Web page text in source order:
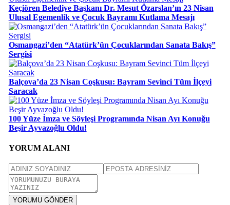
Keçiören Belediye Başkanı Dr. Mesut Özarslan’ın 23 Nisan
Ulusal Egemenlik ve Çocuk Bayramı Kutlama Mesajı
Osmangazi’den “Atatürk’ün Çocuklarından Sanata Bakış”
Sergisi
Balçova’da 23 Nisan Coşkusu: Bayram Sevinci Tüm İlçeyi
Saracak
100 Yüze İmza ve Söyleşi Programında Nisan Ayı Konuğu
Beşir Ayvazoğlu Oldu!
YORUM ALANI
YORUMU GÖNDER